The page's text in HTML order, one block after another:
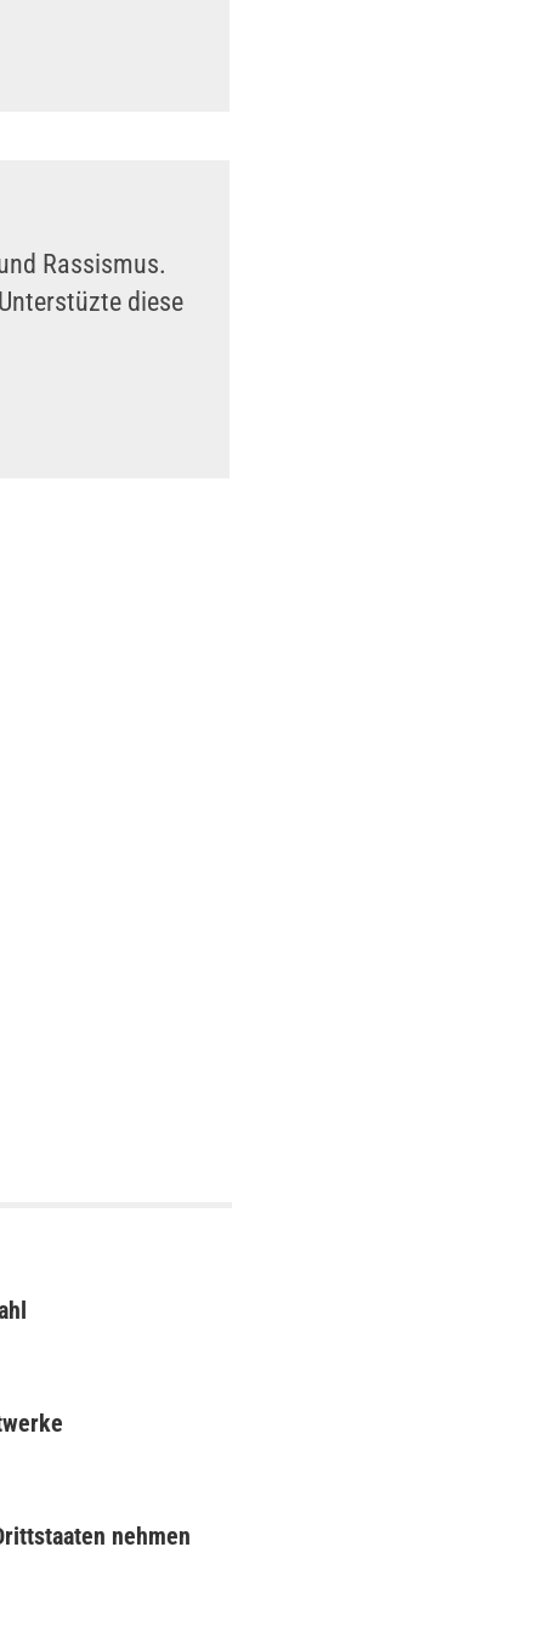
Rassismus.
diese
nehmen